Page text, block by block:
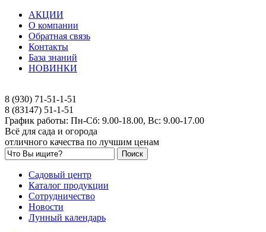
АКЦИИ
О компании
Обратная связь
Контакты
База знаний
НОВИНКИ
8 (930) 71-51-1-51
8 (83147) 51-1-51
График работы: Пн-Сб: 9.00-18.00, Вс: 9.00-17.00
Всё для сада и огорода
отличного качества по лучшим ценам
Садовый центр
Каталог продукции
Сотрудничество
Новости
Лунный календарь